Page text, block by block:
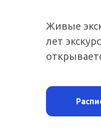
Живые
лет